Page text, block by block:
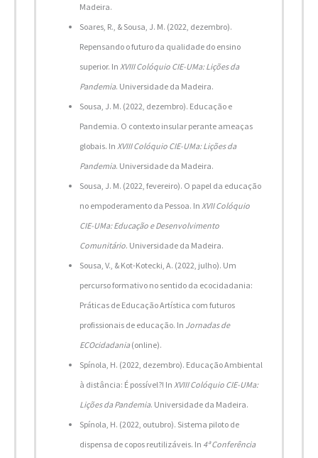
Madeira.
Soares, R., & Sousa, J. M. (2022, dezembro).
Repensando o futuro da qualidade do ensino
superior. In XVIII Colóquio CIE-UMa: Lições da
Pandemia. Universidade da Madeira.
Sousa, J. M. (2022, dezembro). Educação e
Pandemia. O contexto insular perante ameaças
globais. In XVIII Colóquio CIE-UMa: Lições da
Pandemia. Universidade da Madeira.
Sousa, J. M. (2022, fevereiro). O papel da educação
no empoderamento da Pessoa. In XVII Colóquio
CIE-UMa: Educação e Desenvolvimento
Comunitário. Universidade da Madeira.
Sousa, V., & Kot-Kotecki, A. (2022, julho). Um
percurso formativo no sentido da ecocidadania:
Práticas de Educação Artística com futuros
profissionais de educação. In Jornadas de
ECOcidadania (online).
Spínola, H. (2022, dezembro). Educação Ambiental
à distância: É possível?! In XVIII Colóquio CIE-UMa:
Lições da Pandemia. Universidade da Madeira.
Spínola, H. (2022, outubro). Sistema piloto de
dispensa de copos reutilizáveis. In 4ª Conferência